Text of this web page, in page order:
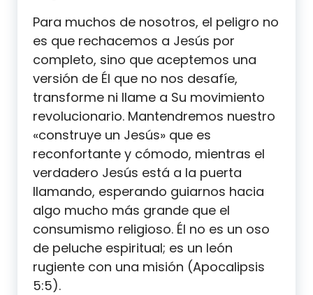
Para muchos de nosotros, el peligro no
es que rechacemos a Jesús por
completo, sino que aceptemos una
versión de Él que no nos desafíe,
transforme ni llame a Su movimiento
revolucionario. Mantendremos nuestro
«construye un Jesús» que es
reconfortante y cómodo, mientras el
verdadero Jesús está a la puerta
llamando, esperando guiarnos hacia
algo mucho más grande que el
consumismo religioso. Él no es un oso
de peluche espiritual; es un león
rugiente con una misión (Apocalipsis
5:5).